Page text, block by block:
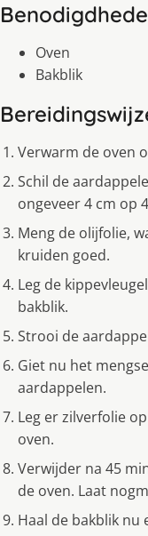
Oven
Bakblik
Verwarm de oven
Schil de
ongeveer 4 cm op
Meng de olijfolie,
kruiden goed.
Leg de
bakblik.
Strooi de
Giet nu het
aardappelen.
Leg er zilverfolie
oven.
Verwijder na 45
de oven. Laat
Haal de bakblik nu